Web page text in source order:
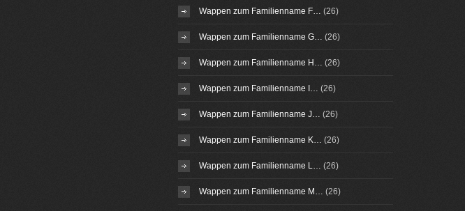
Wappen zum Familienname F… (26)
Wappen zum Familienname G… (26)
Wappen zum Familienname H… (26)
Wappen zum Familienname I… (26)
Wappen zum Familienname J… (26)
Wappen zum Familienname K… (26)
Wappen zum Familienname L… (26)
Wappen zum Familienname M… (26)